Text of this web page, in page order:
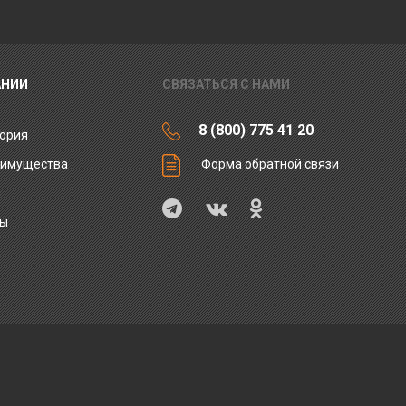
СВЯЗАТЬСЯ С НАМИ
8 (800) 775 41 20
Форма обратной связи